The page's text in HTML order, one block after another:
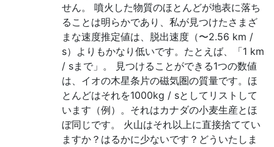
せん。 噴火した物質のほとんどが地表に落ち
ることは明らかであり、私が見つけたさまざ
まな速度推定値は、脱出速度（〜2.56 km /
s）よりもかなり低いです。たとえば、「1 km
/ sまで」。 見つけることができる1つの数値
は、イオの木星条片の磁気圏の質量です。ほ
とんどはそれを1000kg / sとしてリストして
います（例）。それはカナダの小麦生産とほ
ぼ同じです。 火山はそれ以上に直接捨ててい
ますか？はるかに少ないです？どういたしま